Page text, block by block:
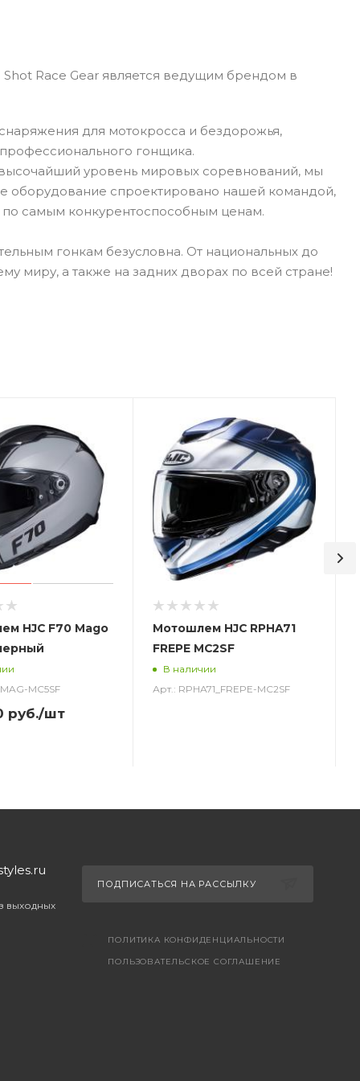
Race Gear является ведущим брендом в
для мотокросса и бездорожья,
гонщика.
уровень мировых соревнований, мы
оборудование спроектировано нашей командой,
самым конкурентоспособным ценам.
гонкам безусловна. От национальных до
миру, а также на задних дворах по всей стране!
HJC F70 Mago
MC5SF
руб./шт
Мотошлем HJC RPHA71
FREPE MC2SF
В наличии
Арт.: RPHA71_FREPE-MC2SF
выходных
ПОДПИСАТЬСЯ НА РАССЫЛКУ
ПОЛИТИКА КОНФИДЕНЦИАЛЬНОСТИ
ПОЛЬЗОВАТЕЛЬСКОЕ СОГЛАШЕНИЕ